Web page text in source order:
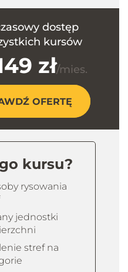
dostęp
kursów
zł/mies.
OFERTĘ
kursu?
rysowania
jednostki
stref na